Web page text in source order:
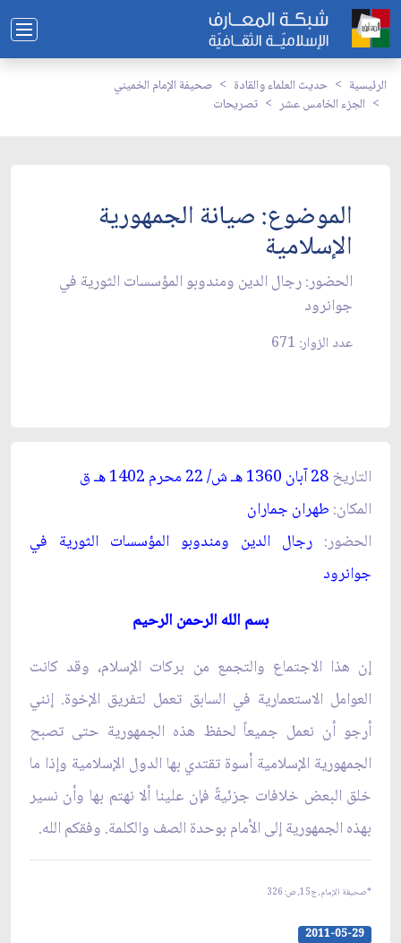
الرئيسية حديث العلماء والقادة
صحيفة الإمام الخميني
الجزء الخامس عشر
تصريحات
الموضوع: صيانة الجمهورية
الإسلامية
الحضور: رجال الدين ومندوبو المؤسسات الثورية في
جوانرود
عدد الزوار: 671
التاريخ28 آبان 1360 هـش/ 22 محرم 1402 هـق‏
المكان: طهران جماران‏
الحضور: رجال الدين ومندوبو المؤسسات الثورية في
جوانرود
بسم الله الرحمن الرحيم‏
إن هذا الاجتماع والتجمع من بركات الإسلام، وقد كانت
العوامل الاستعمارية في السابق تعمل لتفريق الإخوة. إنني
أرجو أن نعمل جميعاً لحفظ هذه الجمهورية حتى تصبح
الجمهورية الإسلامية أسوة تقتدي بها الدول الإسلامية وإذا ما
خلق البعض خلافات جزئيةً فإن علينا ألا نهتم بها وأن نسير
بهذه الجمهورية إلى الأمام بوحدة الصف والكلمة. وفقكم الله.
*صحيفة الإمام، ج‏15، ص: 326
2011-05-29